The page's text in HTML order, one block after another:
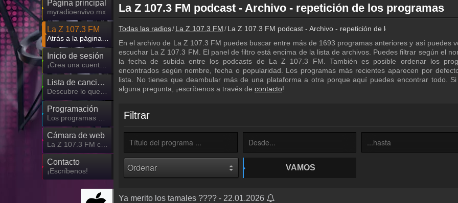
Página principal
myradioenvivo.mx
La Z 107.3 FM
Inicio de sesión
Lista de canciones
Programación
Cámara de web
Contacto
¡Escríbenos!
La Z 107.3 FM podcast - Archivo - repetición de los programas
Todas las radios La Z 107.3 FM
La Z 107.3 FM podcast - Archivo - repetición de los programas
En el archivo de La Z 107.3 FM puedes buscar entre más de 1693 programas anteriores y así puedes
escuchar La Z 107.3 FM. El panel de filtro está encima de la lista de archivos. Puedes filtrar según el
la fecha de subida entre los podcasts de La Z 107.3 FM. También es posible ordenar los
encontrados según nombre, fecha o popularidad. Los programas más recientes aparecen por
lista. No tienes que deambular más de una plataforma a otra porque aquí puedes encontrar todo.
alguna pregunta, ¡escríbenos a través de contacto!
Filtrar
VAMOS
Ya merito los tamales ???? - 22.01.2026